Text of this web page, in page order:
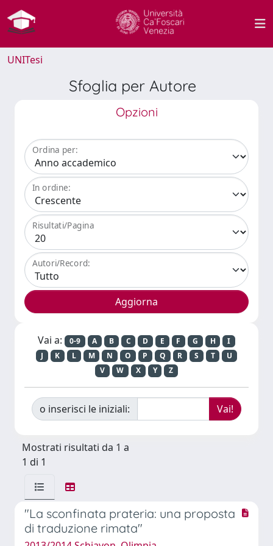
UNITesi
Sfoglia per Autore
Opzioni
Ordina per:
In ordine:
Risultati/Pagina
Autori/Record:
Vai a: 0-9 A B C D E F G H
I
J
K L M N O P Q R S T
U
V
W X Y Z
o inserisci le iniziali:
Mostrati risultati da 1 a
1 di 1
"La sconfinata prateria: una proposta
di traduzione rimata"